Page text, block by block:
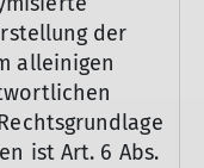
der
alleinigen
ist Art. 6 Abs.